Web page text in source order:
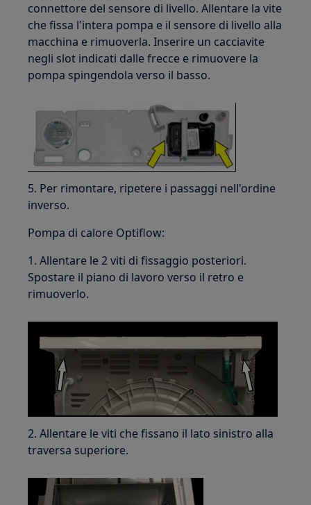
connettore del sensore di livello. Allentare la vite
che fissa l'intera pompa e il sensore di livello alla
macchina e rimuoverla. Inserire un cacciavite
negli slot indicati dalle frecce e rimuovere la
pompa spingendola verso il basso.
5. Per rimontare, ripetere i passaggi nell'ordine
inverso.
Pompa di calore Optiflow:
1. Allentare le 2 viti di fissaggio posteriori.
Spostare il piano di lavoro verso il retro e
rimuoverlo.
2. Allentare le viti che fissano il lato sinistro alla
traversa superiore.